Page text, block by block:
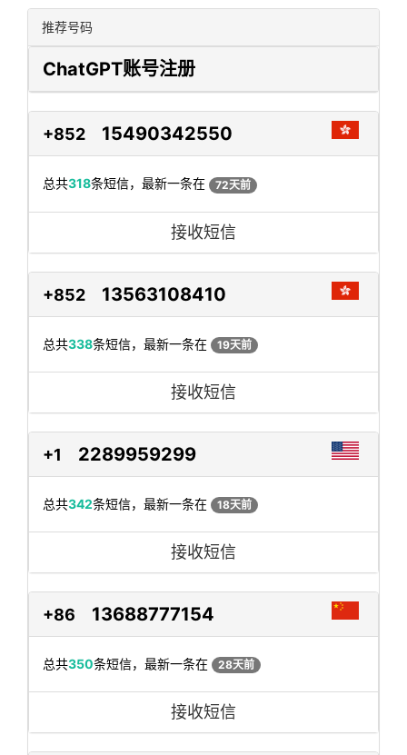
推荐号码
ChatGPT账号注册
+852 15490342550
总共318条短信，最新一条在 72天前
接收短信
+852 13563108410
总共338条短信，最新一条在 19天前
接收短信
+1 2289959299
总共342条短信，最新一条在 18天前
接收短信
+86 13688777154
总共350条短信，最新一条在 28天前
接收短信